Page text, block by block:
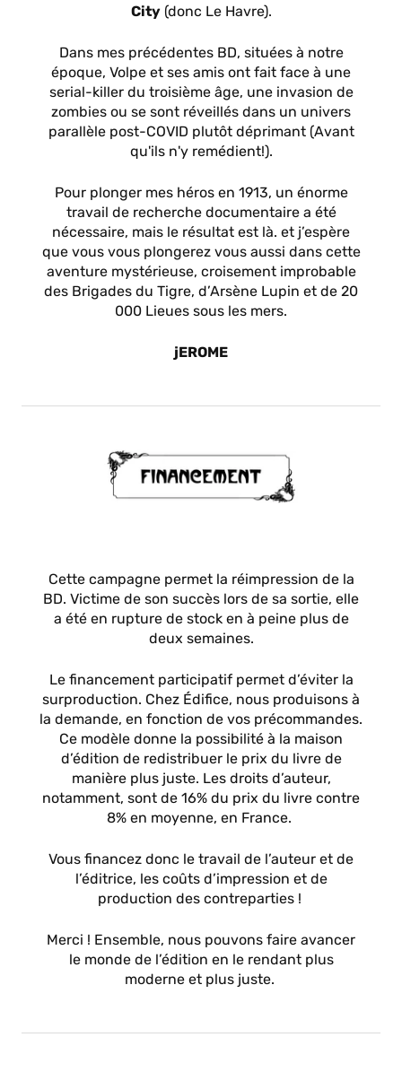
City(donc Le Havre).
Dans mes précédentes BD, situées à notre
époque, Volpe et ses amis ont fait face à une
serial-killer du troisième âge, une invasion de
zombies ou se sont réveillés dans un univers
parallèle post-COVID plutôt déprimant (Avant
qu'ils n'y remédient!).
Pour plonger mes héros en 1913, un énorme
travail de recherche documentaire a été
nécessaire, mais le résultat est là. et j’espère
que vous vous plongerez vous aussi dans cette
aventure mystérieuse, croisement improbable
des Brigades du Tigre, d’Arsène Lupin et de 20
000 Lieues sous les mers.
jEROME
Cette campagne permet la réimpression de la
BD. Victime de son succès lors de sa sortie, elle
a été en rupture de stock en à peine plus de
deux semaines.
Le financement participatif permet d’éviter la
surproduction. Chez Édifice, nous produisons à
la demande, en fonction de vos précommandes.
Ce modèle donne la possibilité à la maison
d’édition de redistribuer le prix du livre de
manière plus juste. Les droits d’auteur,
notamment, sont de 16% du prix du livre contre
8% en moyenne, en France.
Vous financez donc le travail de l’auteur et de
l’éditrice, les coûts d’impression et de
production des contreparties !
Merci ! Ensemble, nous pouvons faire avancer
le monde de l’édition en le rendant plus
moderne et plus juste.